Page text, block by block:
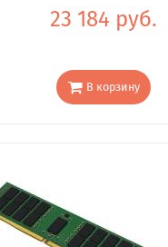
23 184 руб.
В корзину